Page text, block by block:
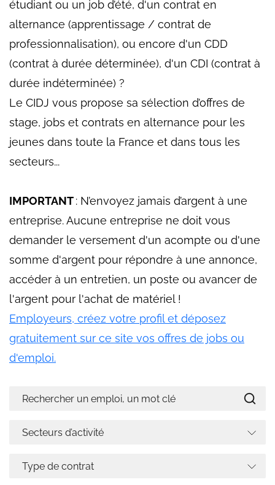
étudiant ou un job d’été, d'un contrat en
alternance (apprentissage / contrat de
professionnalisation), ou encore d'un CDD
(contrat à durée déterminée), d'un CDI (contrat à
durée indéterminée) ?
Le CIDJ vous propose sa sélection d’offres de
stage, jobs et contrats en alternance pour les
jeunes dans toute la France et dans tous les
secteurs...
IMPORTANT: N’envoyez jamais d’argent à une
entreprise. Aucune entreprise ne doit vous
demander le versement d'un acompte ou d'une
somme d'argent pour répondre à une annonce,
accéder à un entretien, un poste ou avancer de
l'argent pour l'achat de matériel !
Employeurs, créez votre profil et déposez
gratuitement sur ce site vos offres de jobs ou
d'emploi.